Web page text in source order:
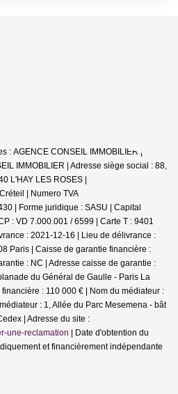
: AGENCE CONSEIL IMMOBILIER |
IMMOBILIER | Adresse siège social : 88,
L'HAY LES ROSES |
| Numero TVA
| Forme juridique : SASU | Capital
: VD 7.000.001 / 6599 | Carte T : 9401
: 2021-12-16 | Lieu de délivrance :
Paris | Caisse de garantie financière :
: NC | Adresse caisse de garantie :
du Général de Gaulle - Paris La
: 110 000 € | Nom du médiateur :
: 1, Allée du Parc Mesemena - bât
| Adresse du site :
une-reclamation | Date d'obtention du
et financièrement indépendante